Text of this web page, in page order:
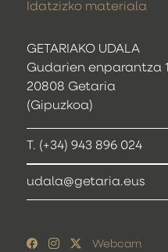
GETARIAKO UDALA
Gudarien enparantza 1
20808 Getaria
(Gipuzkoa)
T. (+34) 943 896 024
udala@getaria.eus
Idatzizko materiala
Webcam